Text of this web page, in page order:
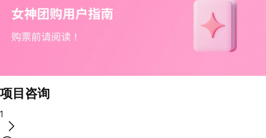
项目咨询
1